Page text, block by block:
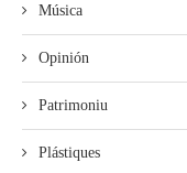
Música
Opinión
Patrimoniu
Plástiques